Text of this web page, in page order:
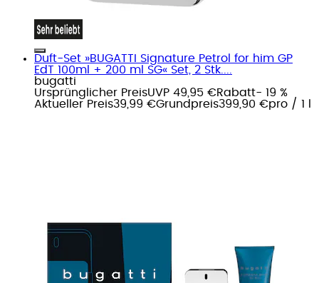
Duft-Set »BUGATTI Signature Petrol for him GP
EdT 100ml + 200 ml SG« Set, 2 Stk....
bugatti
Ursprünglicher PreisUVP 49,95 €Rabatt- 19 %
Aktueller Preis39,99 €Grundpreis399,90 €pro / 1 l